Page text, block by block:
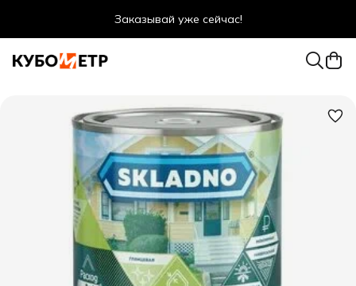
Заказывай уже сейчас!
Оптовые цены даже для физ. лиц